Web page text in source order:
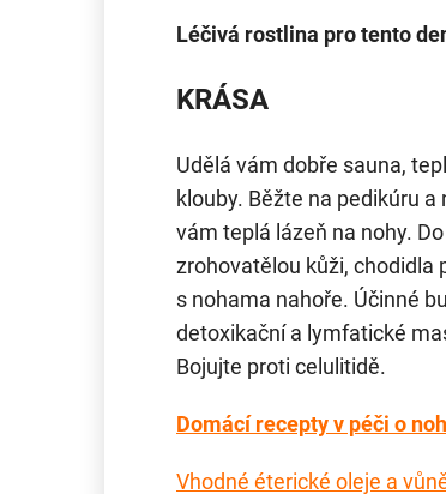
Léčivá rostlina pro tento
KRÁSA
Udělá vám dobře sauna,
klouby. Běžte na pedikúru
vám teplá lázeň na nohy.
zrohovatělou kůži, chodidla
s nohama nahoře. Účinné
detoxikační a lymfatické
Bojujte proti celulitidě.
Domácí recepty v péči o
Vhodné éterické oleje a